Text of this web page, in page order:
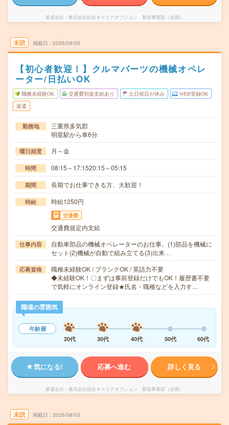
派遣会社 株式会社綜合キャリアオプション 製造事業部（全国）
未読 掲載日 2026/08/05
【初心者歓迎！】クルマパーツの機械オペレ
ーター/日払いOK
職種未経験OK 交通費別途支給あり 土日祝日が休み WEB登録OK
派遣
勤務地
三重県多気郡
明星駅から車6分
曜日頻度 月～金
時間 08:15～17:1520:15～05:15
期間 長期でお仕事できる方、大歓迎！
時給 時給1250円
交通費
交通費規定内支給
仕事内容
自動車部品の機械オペレーターのお仕事。(1)部品を機械に
セット(2)機械が自動で組み立てる(3)出来…
応募資格
職種未経験OK / ブランクOK / 英語力不要
◆未経験OK！〇まずは事前登録だけでもOK！履歴書不要
で気軽にオンライン登録★氏名・職種などを入力す…
職場の雰囲気
年齢層
20代
30代 40代 50代 60代
気になる! 応募へ進む 詳しく見る
派遣会社 株式会社綜合キャリアオプション 製造事業部（全国）
未読 掲載日 2026/08/05